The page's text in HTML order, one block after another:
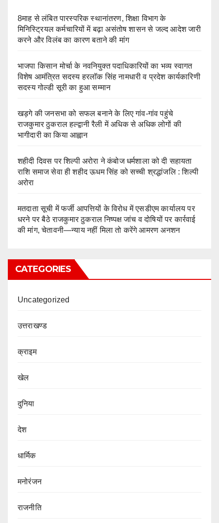
8माह से लंबित पारस्परिक स्थानांतरण, शिक्षा विभाग के
मिनिस्ट्रियल कर्मचारियों में बढ़ा असंतोष शासन से जल्द आदेश जारी
करने और विलंब का कारण बताने की मांग
भाजपा किसान मोर्चा के नवनियुक्त पदाधिकारियों का भव्य स्वागत
विशेष आमंत्रित सदस्य हरलॉक सिंह नामधारी व प्रदेश कार्यकारिणी
सदस्य गोल्डी सूरी का हुआ सम्मान
खड़गे की जनसभा को सफल बनाने के लिए गांव-गांव पहुंचे
राजकुमार ठुकराल हल्द्वानी रैली में अधिक से अधिक लोगों की
भागीदारी का किया आह्वान
शहीदी दिवस पर शिल्पी अरोरा ने कंबोज धर्मशाला को दी सहायता
राशि समाज सेवा ही शहीद ऊधम सिंह को सच्ची श्रद्धांजलि : शिल्पी
अरोरा
मतदाता सूची में फर्जी आपत्तियों के विरोध में एसडीएम कार्यालय पर
धरने पर बैठे राजकुमार ठुकराल निष्पक्ष जांच व दोषियों पर कार्रवाई
की मांग, चेतावनी—न्याय नहीं मिला तो करेंगे आमरण अनशन
CATEGORIES
Uncategorized
उत्तराखण्ड
क्राइम
खेल
दुनिया
देश
धार्मिक
मनोरंजन
राजनीति